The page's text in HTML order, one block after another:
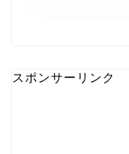
スポンサーリンク